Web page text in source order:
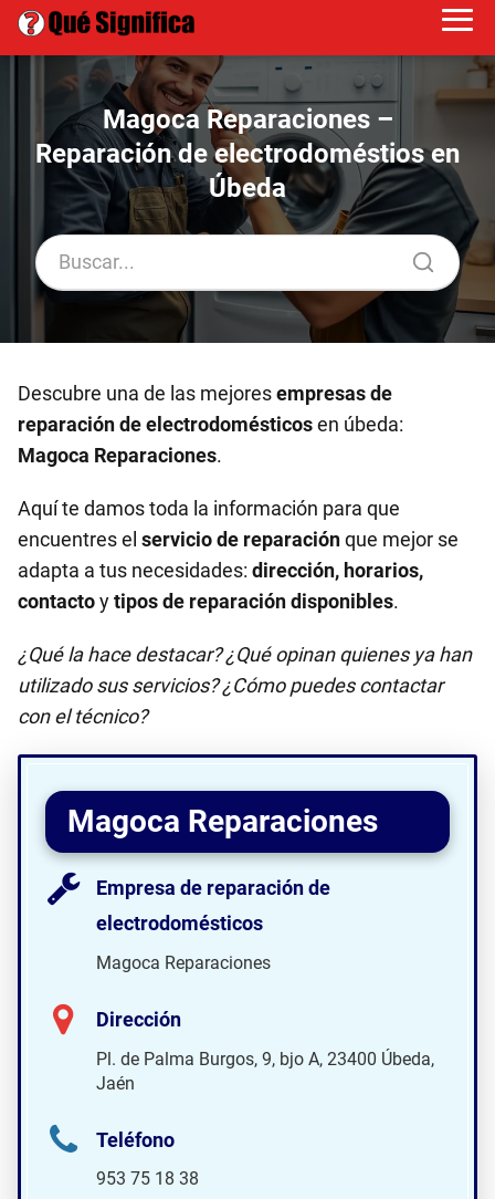
Magoca Reparaciones –
Reparación de electrodoméstios en
Úbeda
Descubre una de las mejoresempresas de
reparación de electrodomésticosen úbeda:
Magoca Reparaciones.
Aquí te damos toda la información para que
encuentres el servicio de reparaciónque mejor se
adapta a tus necesidades: dirección, horarios,
contactoytipos de reparación disponibles.
¿Qué la hace destacar? ¿Qué opinan quienes ya han
utilizado sus servicios? ¿Cómo puedes contactar
con el técnico?
Magoca Reparaciones
Empresa de reparación de
electrodomésticos
Magoca Reparaciones
Dirección
Pl. de Palma Burgos, 9, bjo A, 23400 Úbeda,
Jaén
Teléfono
953 75 18 38